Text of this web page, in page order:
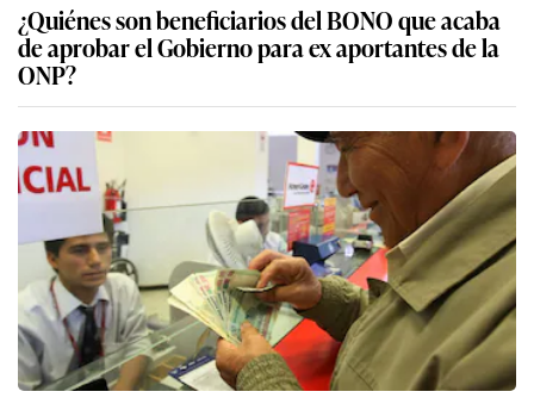
¿Quiénes son beneficiarios del BONO que acaba
de aprobar el Gobierno para ex aportantes de la
ONP?